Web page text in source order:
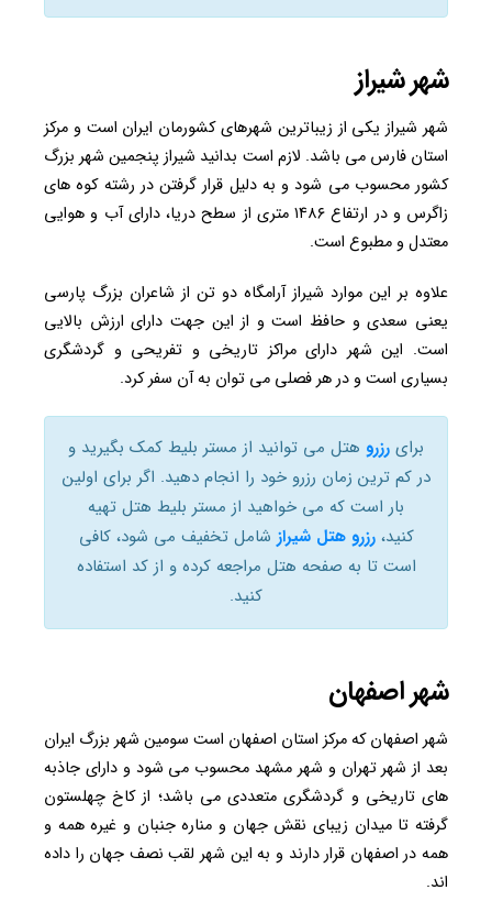
شهر شیراز
شهر شیراز یکی از زیباترین شهرهای کشورمان ایران است و مرکز
استان فارس می باشد. لازم است بدانید شیراز پنجمین شهر بزرگ
کشور محسوب می شود و به دلیل قرار گرفتن در رشته کوه های
زاگرس و در ارتفاع ۱۴۸۶ متری از سطح دریا، دارای آب و هوایی
معتدل و مطبوع است.
علاوه بر این موارد شیراز آرامگاه دو تن از شاعران بزرگ پارسی
یعنی سعدی و حافظ است و از این جهت دارای ارزش بالایی
است. این شهر دارای مراکز تاریخی و تفریحی و گردشگری
بسیاری است و در هر فصلی می توان به آن سفر کرد.
برای رزرو هتل می توانید از مستر بلیط کمک بگیرید و
در کم ترین زمان رزرو خود را انجام دهید. اگر برای اولین
بار است که می خواهید از مستر بلیط هتل تهیه
کنید،رزرو هتل شیراز شامل تخفیف می شود، کافی
است تا به صفحه هتل مراجعه کرده و از کد استفاده
کنید.
شهر اصفهان
شهر اصفهان که مرکز استان اصفهان است سومین شهر بزرگ ایران
بعد از شهر تهران و شهر مشهد محسوب می شود و دارای جاذبه
های تاریخی و گردشگری متعددی می باشد؛ از کاخ چهلستون
گرفته تا میدان زیبای نقش جهان و مناره جنبان و غیره همه و
همه در اصفهان قرار دارند و به این شهر لقب نصف جهان را داده
اند.